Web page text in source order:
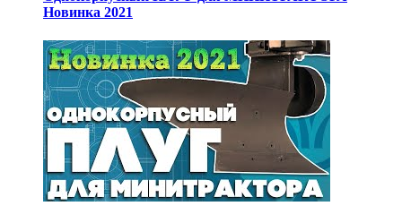
Новинка 2021